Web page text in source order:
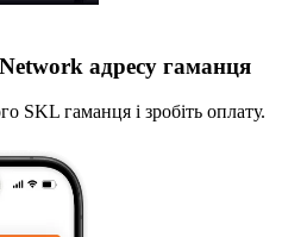
адресу гаманця
SKL гаманця і зробіть оплату.